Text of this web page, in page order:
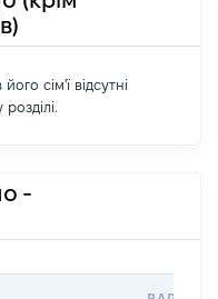
сім'ї відсутні
-